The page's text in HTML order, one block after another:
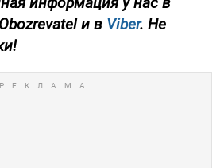
Obozrevatel и в Viber. Не